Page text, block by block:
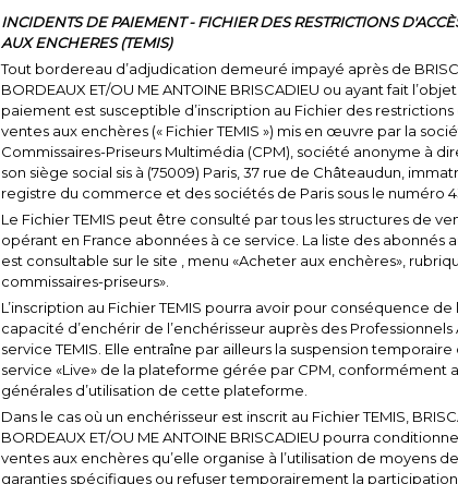
INCIDENTS DE PAIEMENT - FICHIER DES RESTRICTIONS
AUX ENCHERES (TEMIS)
Tout bordereau d’adjudication demeuré impayé après de
BORDEAUX ET/OU ME ANTOINE BRISCADIEU ou ayant fait
paiement est susceptible d’inscription au Fichier des
ventes aux enchères (« Fichier TEMIS ») mis en œuvre par la
Commissaires-Priseurs Multimédia (CPM), société anonyme à
son siège social sis à (75009) Paris, 37 rue de Châteaudun,
registre du commerce et des sociétés de Paris sous le numéro
Le Fichier TEMIS peut être consulté par tous les structures de
opérant en France abonnées à ce service. La liste des abonnés
est consultable sur le site , menu «Acheter aux enchères»,
commissaires-priseurs».
L’inscription au Fichier TEMIS pourra avoir pour conséquence de
capacité d’enchérir de l’enchérisseur auprès des Professionnels
service TEMIS. Elle entraîne par ailleurs la suspension temporaire
service «Live» de la plateforme gérée par CPM, conformément
générales d’utilisation de cette plateforme.
Dans le cas où un enchérisseur est inscrit au Fichier TEMIS,
BORDEAUX ET/OU ME ANTOINE BRISCADIEU pourra
ventes aux enchères qu’elle organise à l’utilisation de moyens
garanties spécifiques ou refuser temporairement la